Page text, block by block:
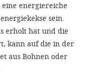
eine energiereiche
sein.
erholt hat und die
kann auf die in der
aus Bohnen oder